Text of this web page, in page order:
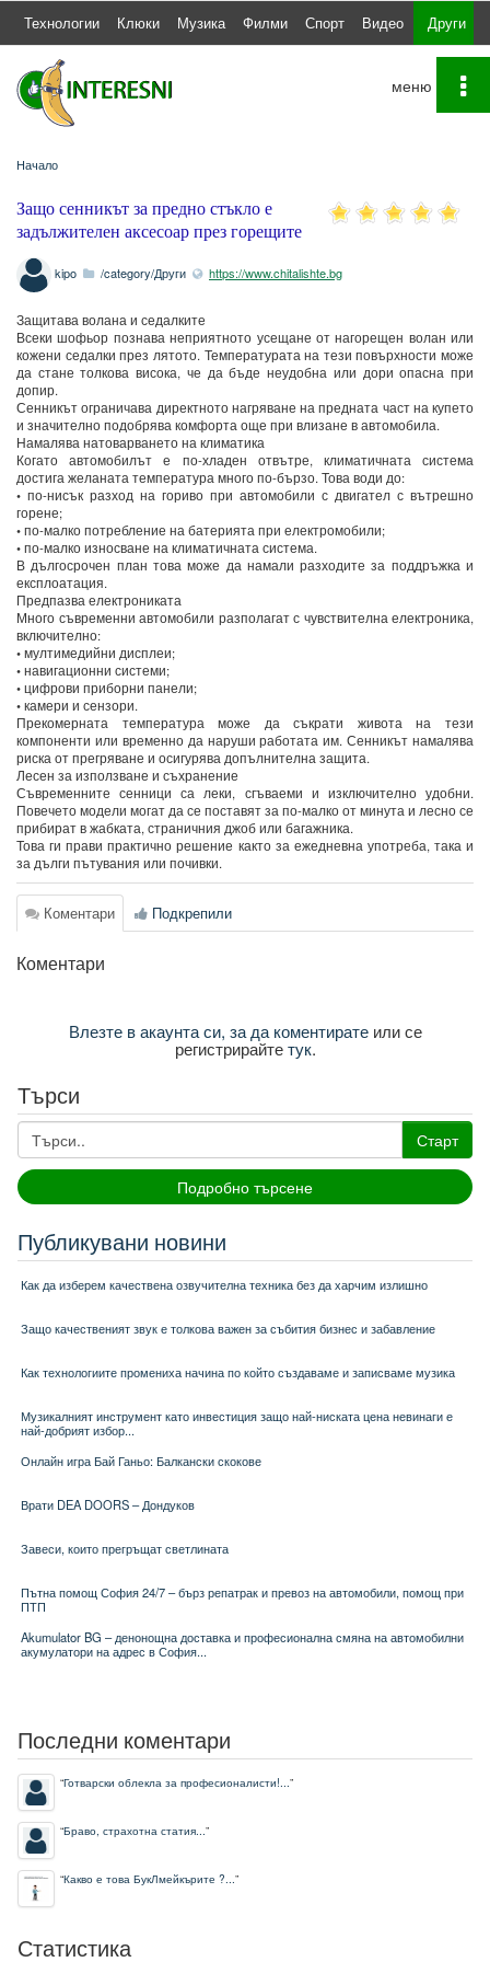
Технологии Клюки Музика Филми Спорт Видео Други
Начало
Защо сенникът за предно стъкло е
задължителен аксесоар през горещите
летни месеци
kipo /category/Други https://www.chitalishte.bg
Защитава волана и седалките
Всеки шофьор познава неприятното усещане от нагорещен волан или
кожени седалки през лятото. Температурата на тези повърхности може
да стане толкова висока, че да бъде неудобна или дори опасна при
допир.
Сенникът ограничава директното нагряване на предната част на купето
и значително подобрява комфорта още при влизане в автомобила.
Намалява натоварването на климатика
Когато автомобилът е по-хладен отвътре, климатичната система
достига желаната температура много по-бързо. Това води до:
• по-нисък разход на гориво при автомобили с двигател с вътрешно
горене;
• по-малко потребление на батерията при електромобили;
• по-малко износване на климатичната система.
В дългосрочен план това може да намали разходите за поддръжка и
експлоатация.
Предпазва електрониката
Много съвременни автомобили разполагат с чувствителна електроника,
включително:
• мултимедийни дисплеи;
• навигационни системи;
• цифрови приборни панели;
• камери и сензори.
Прекомерната температура може да съкрати живота на тези
компоненти или временно да наруши работата им. Сенникът намалява
риска от прегряване и осигурява допълнителна защита.
Лесен за използване и съхранение
Съвременните сенници са леки, сгъваеми и изключително удобни.
Повечето модели могат да се поставят за по-малко от минута и лесно се
прибират в жабката, страничния джоб или багажника.
Това ги прави практично решение както за ежедневна употреба, така и
за дълги пътувания или почивки.
Коментари Подкрепили
Коментари
Влезте в акаунта си, за да коментиратеили се
регистрирайтетук.
Търси
Старт
Подробно търсене
Публикувани новини
Как да изберем качествена озвучителна техника без да харчим излишно
Защо качественият звук е толкова важен за събития бизнес и забавление
Как технологиите промениха начина по който създаваме и записваме музика
Музикалният инструмент като инвестиция защо най-ниската цена невинаги е
най-добрият избор...
Онлайн игра Бай Ганьо: Балкански скокове
Врати DEA DOORS – Дондуков
Завеси, които прегръщат светлината
Пътна помощ София 24/7 – бърз репатрак и превоз на автомобили, помощ при
ПТП
Akumulator BG – денонощна доставка и професионална смяна на автомобилни
акумулатори на адрес в София...
Последни коментари
“Готварски облекла за професионалисти!...”
“Браво, страхотна статия...”
“Какво е това БукЛмейкърите ?...”
Статистика